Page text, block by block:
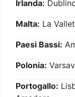
Irlanda:
Malta: La
Paesi Bassi:
Polonia:
Portogallo: